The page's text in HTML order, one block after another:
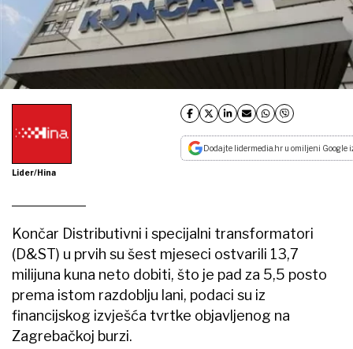
Lider/Hina
Dodajte lidermedia.hr u omiljeni Google
Končar Distributivni i specijalni transformatori
(D&ST) u prvih su šest mjeseci ostvarili 13,7
milijuna kuna neto dobiti, što je pad za 5,5 posto
prema istom razdoblju lani, podaci su iz
financijskog izvješća tvrtke objavljenog na
Zagrebačkoj burzi.